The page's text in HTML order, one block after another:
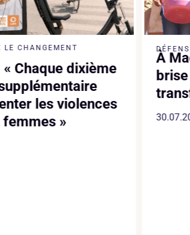
LE CHANGEMENT
Chaque dixième
les violences
»
À